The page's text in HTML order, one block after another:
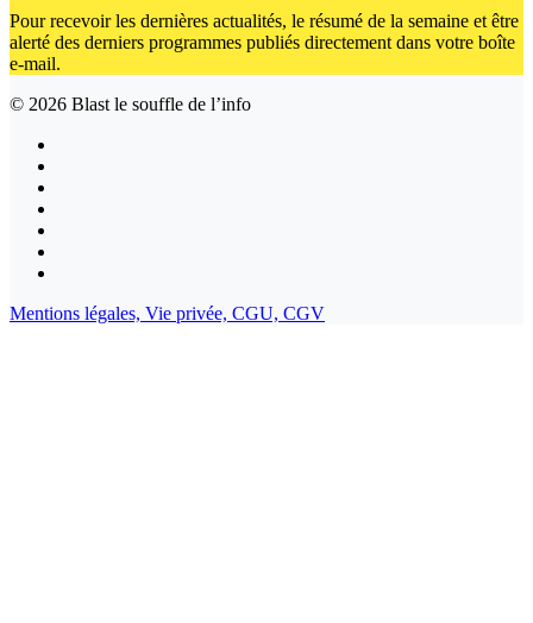
Pour recevoir les dernières actualités, le résumé de la semaine et être
alerté des derniers programmes publiés directement dans votre boîte
e-mail.
© 2026 Blast le souffle de l’info
Mentions légales, Vie privée, CGU, CGV